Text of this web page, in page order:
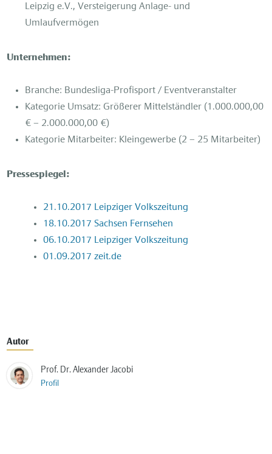
Leipzig e.V., Versteigerung Anlage- und
Umlaufvermögen
Unternehmen:
Branche: Bundesliga-Profisport / Eventveranstalter
Kategorie Umsatz: Größerer Mittelständler (1.000.000,00
€ – 2.000.000,00 €)
Kategorie Mitarbeiter: Kleingewerbe (2 – 25 Mitarbeiter)
Pressespiegel:
21.10.2017 Leipziger Volkszeitung
18.10.2017 Sachsen Fernsehen
06.10.2017 Leipziger Volkszeitung
01.09.2017 zeit.de
Autor
Prof. Dr. Alexander Jacobi
Profil